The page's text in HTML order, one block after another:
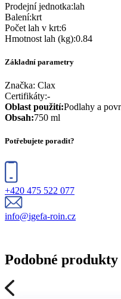
Prodejní jednotka:lah
Balení:krt
Počet lah v krt:6
Hmotnost lah (kg):0.84
Základní parametry
Značka: Clax
Certifikáty:-
Oblast použití:Podlahy a
Obsah:750 ml
Potřebujete poradit?
+420 475 522 077
info@igefa-roin.cz
Podobné produkty